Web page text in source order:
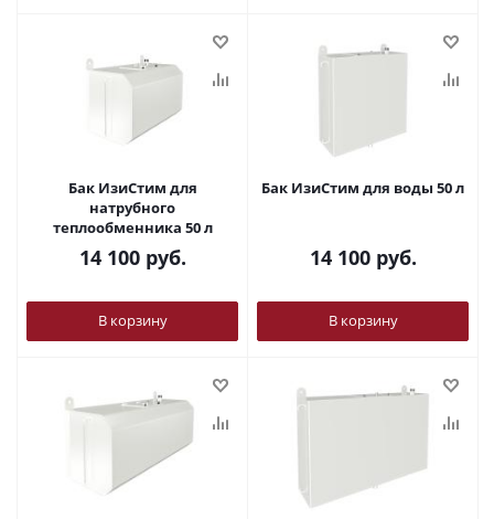
Бак ИзиСтим для
натрубного
теплообменника 50 л
14 100руб.
В корзину
Бак ИзиСтим для воды 50 л
14 100руб.
В корзину